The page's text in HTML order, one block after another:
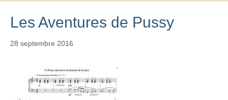
Les Aventures de Pussy
28 septembre 2016